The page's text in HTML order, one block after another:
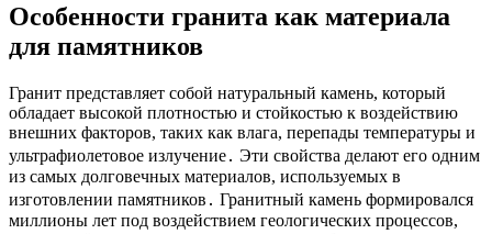
Особенности гранита как материала
для памятников
Гранит представляет собой натуральный камень, который
обладает высокой плотностью и стойкостью к воздействию
внешних факторов, таких как влага, перепады температуры и
ультрафиолетовое излучение․ Эти свойства делают его одним
из самых долговечных материалов, используемых в
изготовлении памятников․ Гранитный камень формировался
миллионы лет под воздействием геологических процессов,